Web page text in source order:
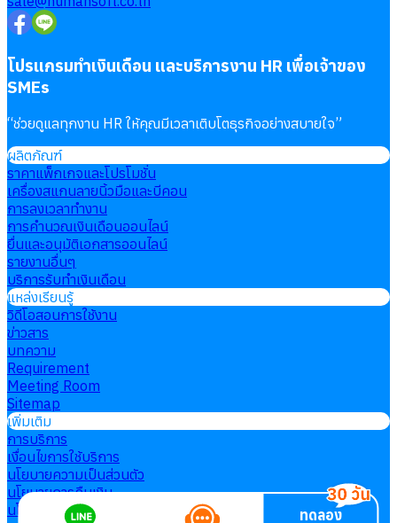
โปรแกรมทำเงินเดือน และบริการงาน HR เพื่อเจ้าของ
SMEs
“ช่วยดูแลทุกงาน HR ให้คุณมีเวลาเติบโตธุรกิจอย่างสบายใจ”
ผลิตภัณฑ์
ราคาแพ็กเกจและโปรโมชั่น
เครื่องสแกนลายนิ้วมือและบีคอน
การลงเวลาทำงาน
การคำนวณเงินเดือนออนไลน์
ยื่นและอนุมัติเอกสารออนไลน์
รายงานอื่นๆ
บริการรับทำเงินเดือน
แหล่งเรียนรู้
วิดีโอสอนการใช้งาน
ข่าวสาร
บทความ
Requirement
Meeting Room
Sitemap
เพิ่มเติม
การบริการ
เงื่อนไขการใช้บริการ
นโยบายความเป็นส่วนตัว
นโยบายการคืนเงิน
นโยบายการใช้คุกกี้
ทดลอง